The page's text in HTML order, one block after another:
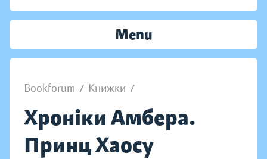
Menu
Bookforum / Книжки /
Хроніки Амбера.
Принц Хаосу